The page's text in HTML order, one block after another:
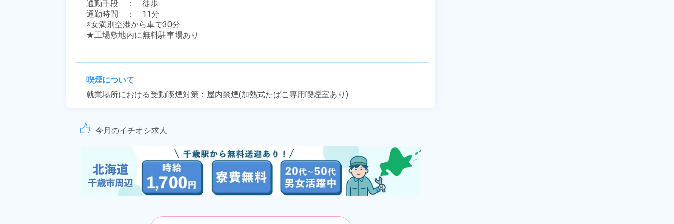
通勤手段　：　徒歩
通勤時間　：　11分
※女満別空港から車で30分
★工場敷地内に無料駐車場あり
喫煙について
就業場所における受動喫煙対策：屋内禁煙(加熱式たばこ専用喫煙室あり)
今月のイチオシ求人